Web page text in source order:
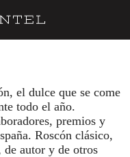
el dulce que se come
todo el año.
premios y
Roscón clásico,
autor y de otros